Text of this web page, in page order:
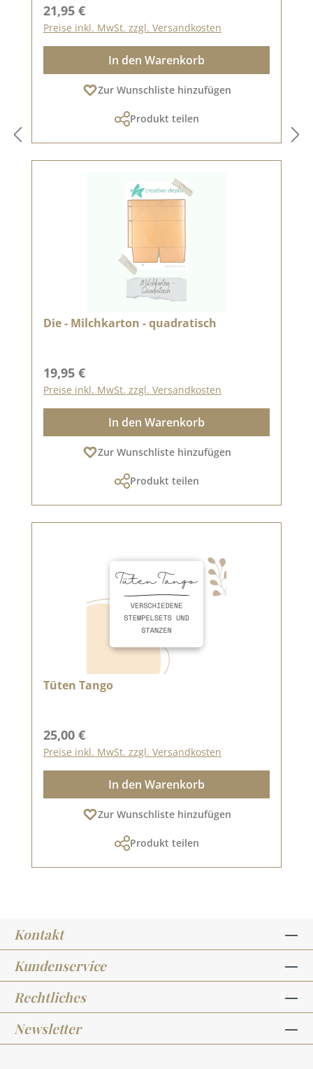
Regulärer Preis:
21,95 €
Preise inkl. MwSt. zzgl. Versandkosten
In den Warenkorb
Zur Wunschliste hinzufügen
Produkt teilen
Die - Milchkarton - quadratisch
Regulärer Preis:
19,95 €
Preise inkl. MwSt. zzgl. Versandkosten
In den Warenkorb
Zur Wunschliste hinzufügen
Produkt teilen
Tüten Tango
Regulärer Preis:
25,00 €
Preise inkl. MwSt. zzgl. Versandkosten
In den Warenkorb
Zur Wunschliste hinzufügen
Produkt teilen
Kontakt
Kundenservice
Rechtliches
Newsletter